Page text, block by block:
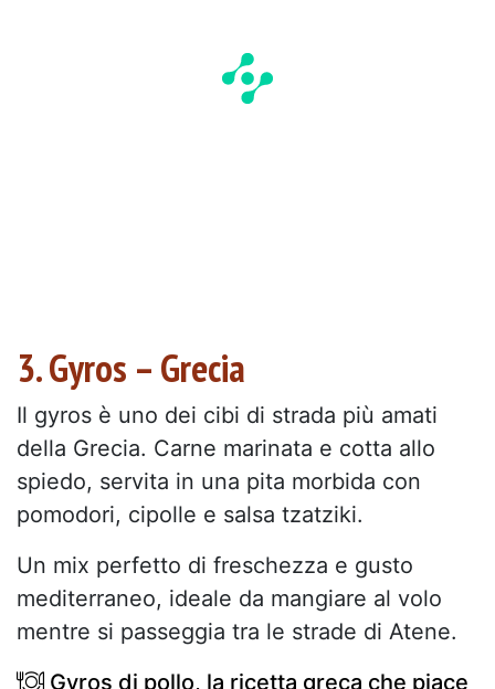
3. Gyros – Grecia
Il gyros è uno dei cibi di strada più amati
della Grecia. Carne marinata e cotta allo
spiedo, servita in una pita morbida con
pomodori, cipolle e salsa tzatziki.
Un mix perfetto di freschezza e gusto
mediterraneo, ideale da mangiare al volo
mentre si passeggia tra le strade di Atene.
Gyros di pollo, la ricetta greca che piace